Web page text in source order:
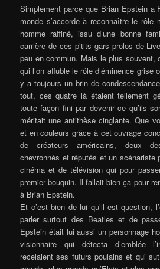
Simplement parce que Brian Epstein a
monde s’accorde à reconnaître le rôle
homme raffiné, issu d’une bonne
carrière de ces p’tits gars prolos de
peu en commun. Mais le plus souvent,
qui l’on affuble le rôle d’éminence grise
y a toujours un brin de
tout, ces quatre là étaient tellement
toute façon fini par devenir ce qu’ils
méritait une antithèse cinglante. Que
et en couleurs grâce à cet ouvrage
de créateurs américains, deux
chevronnés et réputés et un scénariste
cinéma et de télévision qui pour
premier bouquin. Il fallait bien ça pour
à Brian Epstein.
Et c’est bien de lui qu’il est question,
parler surtout des Beatles et de
Epstein était lui aussi un personnage
visionnaire qui détecta d’emblée
recelaient ses futurs poulains et qui